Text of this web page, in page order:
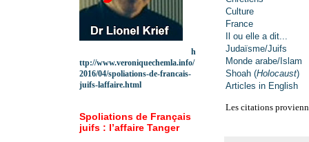
Culture
France
Il ou elle a dit...
Judaïsme/Juifs
Monde arabe/Islam
Shoah (Holocaust)
Articles in English
Les citations
h
ttp://www.veroniquechemla.info/
2016/04/spoliations-de-francais-
juifs-laffaire.html
Spoliations de Français
juifs : l’affaire Tanger